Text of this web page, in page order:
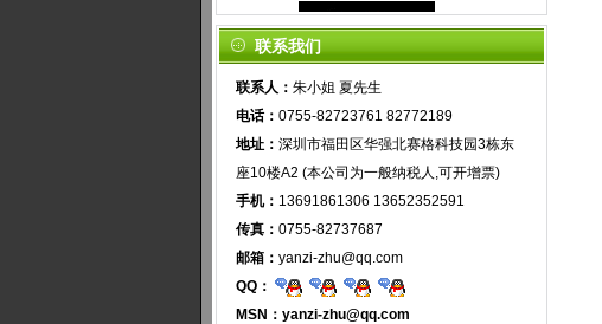
联系我们
联系人： 朱小姐 夏先生
电话： 0755-82723761 82772189
地址： 深圳市福田区华强北赛格科技园3栋东
座10楼A2 (本公司为一般纳税人,可开增票)
手机： 13691861306 13652352591
传真： 0755-82737687
邮箱： yanzi-zhu@qq.com
QQ：
MSN：yanzi-zhu@qq.com